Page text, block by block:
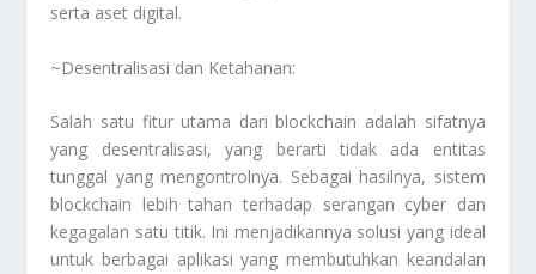
serta aset digital.
~Desentralisasi dan Ketahanan:
Salah satu fitur utama dari blockchain adalah sifatnya
yang desentralisasi, yang berarti tidak ada entitas
tunggal yang mengontrolnya. Sebagai hasilnya, sistem
blockchain lebih tahan terhadap serangan cyber dan
kegagalan satu titik. Ini menjadikannya solusi yang ideal
untuk berbagai aplikasi yang membutuhkan keandalan